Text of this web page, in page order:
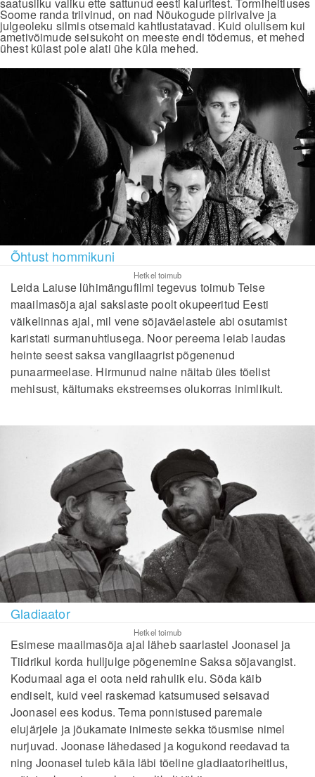
Soome randa triivinud, on nad Nõukogude piirivalve ja
julgeoleku silmis otsemaid kahtlustatavad. Kuid olulisem kui
ametivõimude seisukoht on meeste endi tõdemus, et mehed
ühest külast pole alati ühe küla mehed.
Õhtust hommikuni
Hetkel toimub
Leida Laiuse lühimängufilmi tegevus toimub Teise
maailmasõja ajal sakslaste poolt okupeeritud Eesti
väikelinnas ajal, mil vene sõjaväelastele abi osutamist
karistati surmanuhtlusega. Noor pereema leiab laudas
heinte seest saksa vangilaagrist põgenenud
punaarmeelase. Hirmunud naine näitab üles tõelist
mehisust, käitumaks ekstreemses olukorras inimlikult.
Gladiaator
Hetkel toimub
Esimese maailmasõja ajal läheb saarlastel Joonasel ja
Tiidrikul korda hulljulge põgenemine Saksa sõjavangist.
Kodumaal aga ei oota neid rahulik elu. Sõda käib
endiselt, kuid veel raskemad katsumused seisavad
Joonasel ees kodus. Tema ponnistused paremale
elujärjele ja jõukamate inimeste sekka tõusmise nimel
nurjuvad. Joonase lähedased ja kogukond reedavad ta
ning Joonasel tuleb käia läbi tõeline gladiaatoriheitlus,